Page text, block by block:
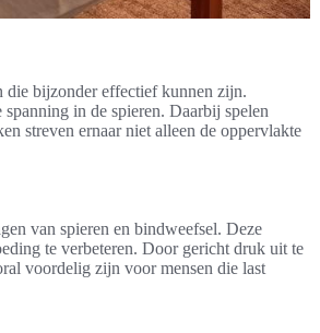
die bijzonder effectief kunnen zijn.
in de spieren. Daarbij spelen
streven ernaar niet alleen de oppervlakte
van spieren en bindweefsel. Deze
te verbeteren. Door gericht druk uit te
voordelig zijn voor mensen die last